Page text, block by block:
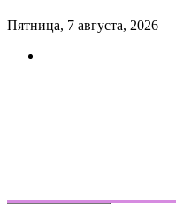
Пятница, 7 августа, 2026